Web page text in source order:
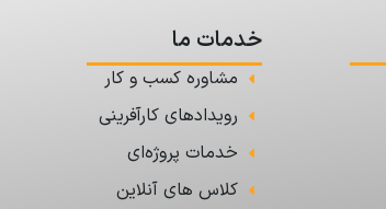
خدمات ما
مشاوره کسب و کار
رویدادهای کارآفرینی
خدمات پروژه‌ای
کلاس های آنلاین